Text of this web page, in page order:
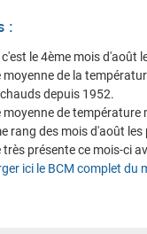
:
le 4ème mois d'août
moyenne de la
depuis 1952.
moyenne de
rang des mois d'août
très présente ce mois-ci
ici le BCM complet du